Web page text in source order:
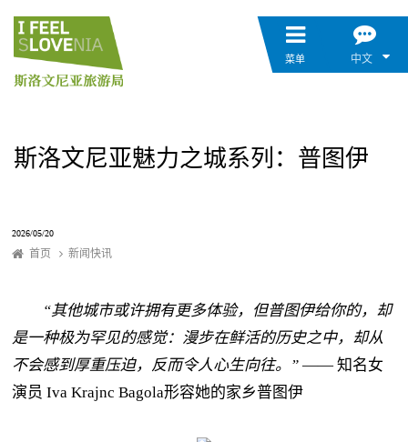
菜单 中文
斯洛文尼亚魅力之城系列：普图伊
2026/05/20
首页 新闻快讯
“其他城市或许拥有更多体验，但普图伊给你的，却
是一种极为罕见的感觉：漫步在鲜活的历史之中，却从
不会感到厚重压迫，反而令人心生向往。” —— 知名女
演员 Iva Krajnc Bagola形容她的家乡普图伊